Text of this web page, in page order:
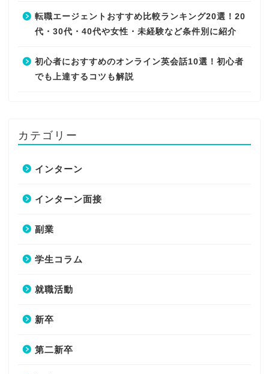
転職エージェントおすすめ比較ランキング20選！20
代・30代・40代や女性・未経験など条件別に紹介
初心者におすすめのオンライン英会話10選！初心者
でも上達するコツも解説
カテゴリー
インターン
インターン面接
副業
学生コラム
就職活動
新卒
第二新卒